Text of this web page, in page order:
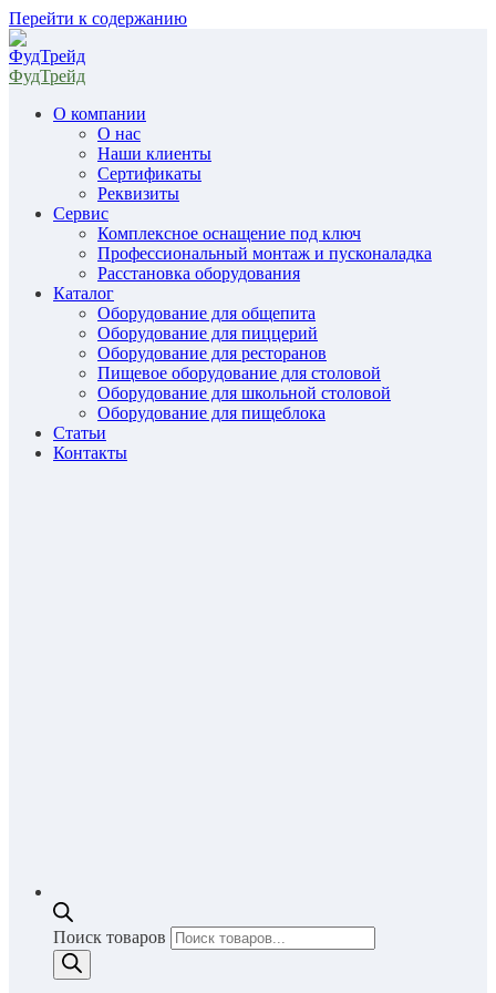
Перейти к содержанию
ФудТрейд
О компании
О нас
Наши клиенты
Сертификаты
Реквизиты
Сервис
Комплексное оснащение под ключ
Профессиональный монтаж и пусконаладка
Расстановка оборудования
Каталог
Оборудование для общепита
Оборудование для пиццерий
Оборудование для ресторанов
Пищевое оборудование для столовой
Оборудование для школьной столовой
Оборудование для пищеблока
Статьи
Контакты
Поиск товаров